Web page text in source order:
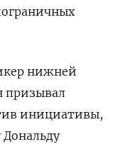
нижней
призывал
инициативы,